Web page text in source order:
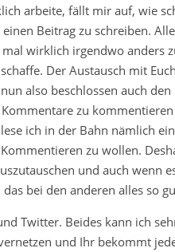
arbeite, fällt mir auf, wie
Beitrag zu schreiben.
wirklich irgendwo anders
Der Austausch mit
also beschlossen auch
zu
ich in der Bahn nämlich
zu wollen.
und auch wenn
bei den anderen alles so
Twitter. Beides kann ich
und Ihr bekommt